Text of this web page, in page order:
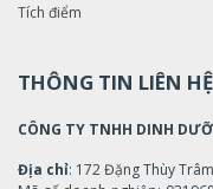
Tích điểm
THÔNG TIN LIÊN HỆ
CÔNG TY TNHH DINH
Địa chỉ: 172 Đặng Thùy